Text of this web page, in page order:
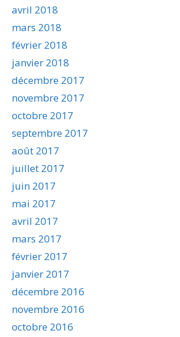
avril 2018
mars 2018
février 2018
janvier 2018
décembre 2017
novembre 2017
octobre 2017
septembre 2017
août 2017
juillet 2017
juin 2017
mai 2017
avril 2017
mars 2017
février 2017
janvier 2017
décembre 2016
novembre 2016
octobre 2016